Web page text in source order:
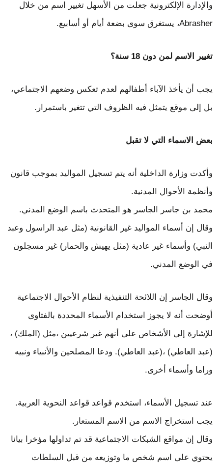
والإدارة الإلكترونية جعلت من الأسهل تغيير اسم من خلال
Abrasher، يستغرق سوى بضعة أيام أو أسابيع.
تغيير الاسم لمن دون 18 سنة؟
يجب أن يأخذ الآباء أطفالهم لعدم تعكس وضعهم الاجتماعي،
بل إلى موقع يتمثل فيه الظروف التي تتغير باستمرار.
بعض الاسماء التي لا تقبل
وأكدت وزارة الداخلية أنه يتم تسجيل المواليد بموجب قانون
وأنظمة الأحوال المدنية.
محمد بن جاسر الجاسر هو المتحدث باسم الوضع المدني.
وقال إن أسماء المواليد غير القانونية (مثل عبد الراسول وعبد
النبي) وأسماء غير عادية (مثل يهيش والحمار) غير مسجلون
في الوضع المدني.
وقال الجاسر إن اللائحة التنفيذية لنظام الأحوال الاجتماعية
أوضحت أنه لا يجوز استخدام الأسماء المحددة بالفتاوى
للإشارة إلى الأشخاص على أنهم غير شرعيين ،مثل (الملك) ،
(عبد العاطي) ،(عبد العاطي). ودعا المصلحين والأنبياء ونبيه
وراما وأسماء أخرى.
عند تسجيل الأسماء، استخدم قواعد قواعد النحوية العربية.
يجب استخراج الاسم من الاسم المستعار.
وقال إن مواقع الشبكات الاجتماعية قد تم تداولها مؤخرا بيانا
يحتوي على اسم شخص ما وتوزيعه من قبل السلطات